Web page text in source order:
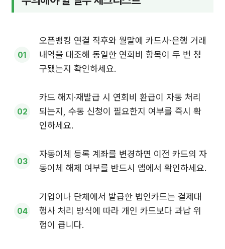
오픈뱅킹 연결 직후와 월말에 카드사·은행 거래
내역을 대조해 동일한 연회비 항목이 두 번 청
구됐는지 확인하세요.
카드 해지·재발급 시 연회비 환급이 자동 처리
되는지, 수동 신청이 필요한지 여부를 즉시 확
인하세요.
자동이체 등록 계좌를 변경하면 이전 카드의 자
동이체 해제 여부를 반드시 앱에서 확인하세요.
기업이나 단체에서 발급한 법인카드는 결제대
행사 처리 방식에 따라 개인 카드보다 과납 위
험이 큽니다.